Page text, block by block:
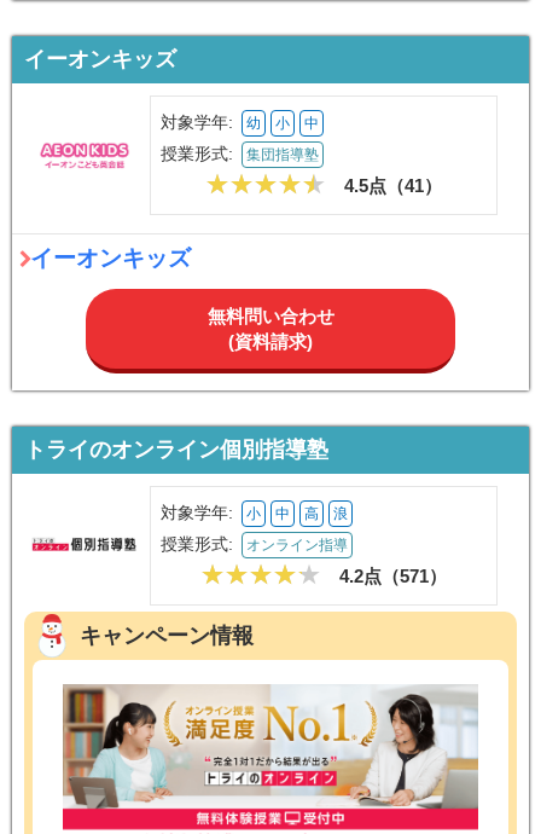
イーオンキッズ
対象学年: 幼 小 中
授業形式: 集団指導塾
4.5点（41）
イーオンキッズ
無料問い合わせ
(資料請求)
トライのオンライン個別指導塾
対象学年: 小 中 高 浪
授業形式: オンライン指導
4.2点（571）
キャンペーン情報